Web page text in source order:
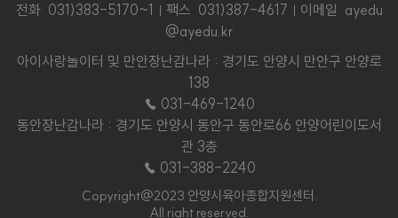
전화 031)383-5170~1 팩스 031)387-4617
이메일 ayedu
@ayedu.kr
아이사랑놀이터 및 만안장난감나라 : 경기도 안양시 만안구 안양로
138
☎ 031-469-1240
동안장난감나라 : 경기도 안양시 동안구 동안로66 안양어린이도서
관 3층
☎ 031-388-2240
Copyright@2023 안양시육아종합지원센터.
All right reserved.